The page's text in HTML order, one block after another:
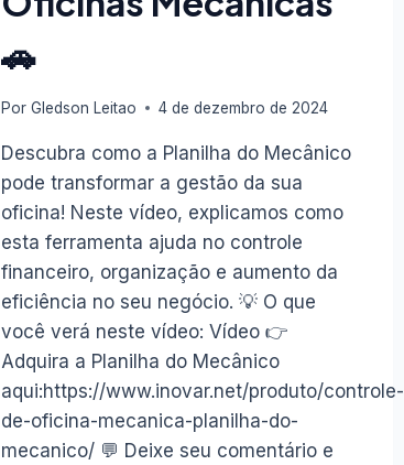
🚗
Por Gledson Leitao 4 de dezembro de 2024
Descubra como a Planilha do Mecânico
pode transformar a gestão da sua
oficina! Neste vídeo, explicamos como
esta ferramenta ajuda no controle
financeiro, organização e aumento da
eficiência no seu negócio. 💡 O que
você verá neste vídeo: Vídeo 👉
Adquira a Planilha do Mecânico
aqui:https://www.inovar.net/produto/controle-
de-oficina-mecanica-planilha-do-
mecanico/ 💬 Deixe seu comentário e